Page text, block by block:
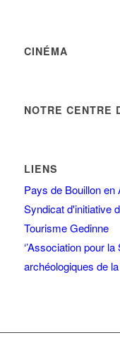
CINÉMA
NOTRE CENTRE
LIENS
Pays de Bouillon en
Syndicat d'initiative
Tourisme Gedinne
‘’Association pour
archéologiques de